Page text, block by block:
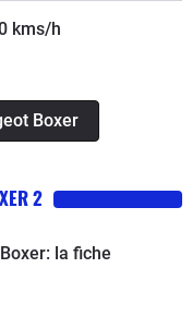
kms/h
Boxer
2
la fiche